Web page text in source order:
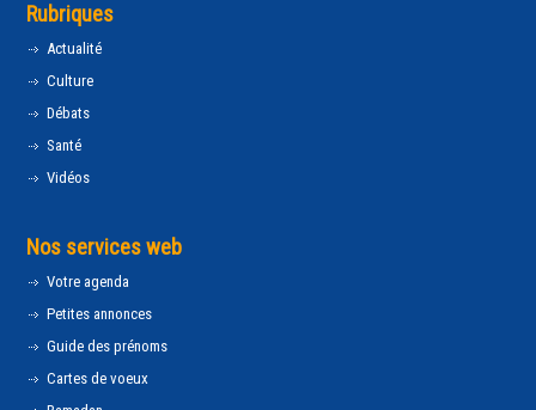
Rubriques
Actualité
Culture
Débats
Santé
Vidéos
Nos services web
Votre agenda
Petites annonces
Guide des prénoms
Cartes de voeux